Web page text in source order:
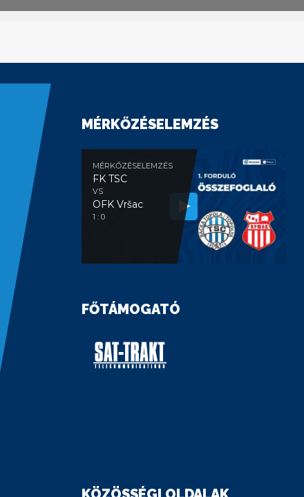
MÉRKŐZÉSELEMZÉS
MÉRKŐZÉSELEMZÉS
FK TSC
VS
OFK Vršac
1 : 0
FŐTÁMOGATÓ